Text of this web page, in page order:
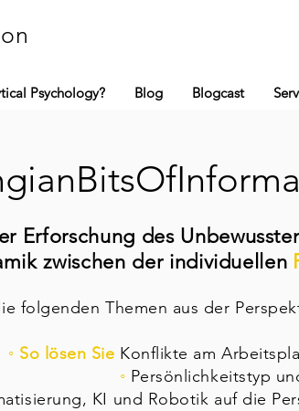
Psychology? Blog Blogcast
Erforschung des
zwischen der individuellen
folgenden Themen aus der
◦ So lösen Sie Konflikte am
◦ Persönlichkeitstyp
KI und Robotik auf die